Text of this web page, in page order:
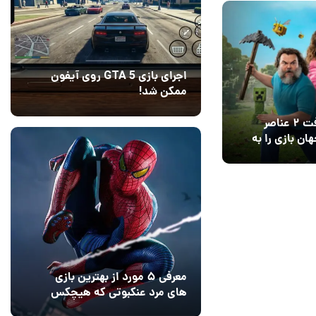
فیلم ماینکرفت ۲ عناصر
بازی را به
اجرای بازی GTA 5 روی آیفون
ممکن شد!
معرفی ۵ مورد از بهترین بازی
های مرد عنکبوتی که هیچکس